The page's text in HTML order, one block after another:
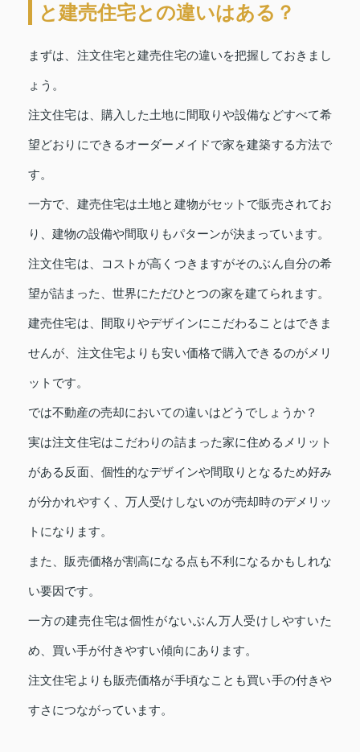
と建売住宅との違いはある？
まずは、注文住宅と建売住宅の違いを把握しておきまし
ょう。
注文住宅は、購入した土地に間取りや設備などすべて希
望どおりにできるオーダーメイドで家を建築する方法で
す。
一方で、建売住宅は土地と建物がセットで販売されてお
り、建物の設備や間取りもパターンが決まっています。
注文住宅は、コストが高くつきますがそのぶん自分の希
望が詰まった、世界にただひとつの家を建てられます。
建売住宅は、間取りやデザインにこだわることはできま
せんが、注文住宅よりも安い価格で購入できるのがメリ
ットです。
では不動産の売却においての違いはどうでしょうか？
実は注文住宅はこだわりの詰まった家に住めるメリット
がある反面、個性的なデザインや間取りとなるため好み
が分かれやすく、万人受けしないのが売却時のデメリッ
トになります。
また、販売価格が割高になる点も不利になるかもしれな
い要因です。
一方の建売住宅は個性がないぶん万人受けしやすいた
め、買い手が付きやすい傾向にあります。
注文住宅よりも販売価格が手頃なことも買い手の付きや
すさにつながっています。